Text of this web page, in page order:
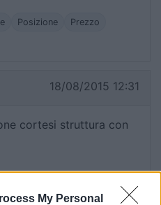
My Personal
Posizione
Prezzo
18/08/2015 12:31
cortesi struttura con